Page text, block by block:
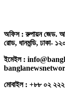
অফিস : রুপায়ন জেড.
রোড, ধানমন্ডি, ঢাকা-
ইমেইল :
মোবাইল : +৮৮ ০২